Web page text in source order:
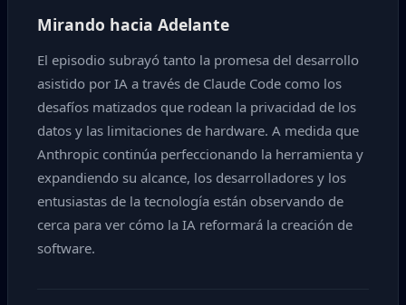
Mirando hacia Adelante
El episodio subrayó tanto la promesa del desarrollo
asistido por IA a través de Claude Code como los
desafíos matizados que rodean la privacidad de los
datos y las limitaciones de hardware. A medida que
Anthropic continúa perfeccionando la herramienta y
expandiendo su alcance, los desarrolladores y los
entusiastas de la tecnología están observando de
cerca para ver cómo la IA reformará la creación de
software.